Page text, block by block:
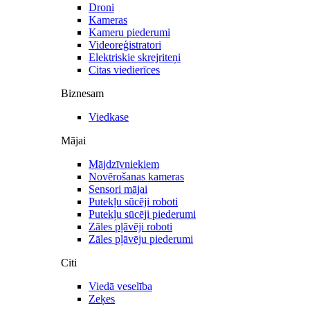
Droni
Kameras
Kameru piederumi
Videoreģistratori
Elektriskie skrejriteņi
Citas viedierīces
Biznesam
Viedkase
Mājai
Mājdzīvniekiem
Novērošanas kameras
Sensori mājai
Putekļu sūcēji roboti
Putekļu sūcēji piederumi
Zāles pļāvēji roboti
Zāles pļāvēju piederumi
Citi
Viedā veselība
Zeķes